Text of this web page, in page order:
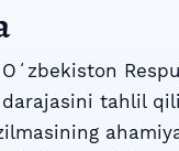
tahlil